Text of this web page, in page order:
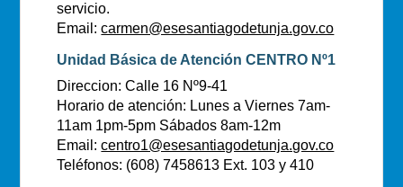
servicio.
Email:carmen@esesantiagodetunja.gov.co
Unidad Básica de Atención CENTRO Nº1
Direccion: Calle 16 Nº9-41
Horario de atención: Lunes a Viernes 7am-
11am 1pm-5pm Sábados 8am-12m
Email:centro1@esesantiagodetunja.gov.co
Teléfonos: (608) 7458613 Ext. 103 y 410